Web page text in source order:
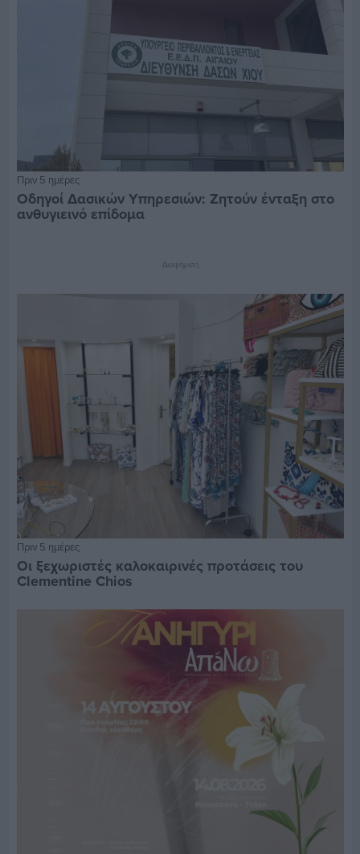
Πριν 5 ημέρες
Οδηγοί Δασικών Υπηρεσιών: Ζητούν ένταξη στο
ανθυγιεινό επίδομα
Διαφήμιση
Πριν 5 ημέρες
Οι ξεχωριστές καλοκαιρινές προτάσεις του
Clementine Chios